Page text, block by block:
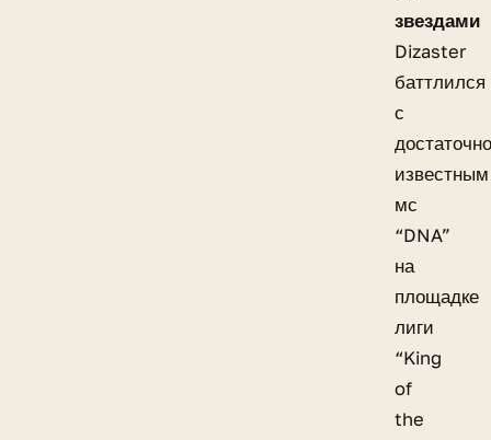
звездами
Dizaster
баттлился
с
достаточно
известным
мс
“DNA”
на
площадке
лиги
“King
of
the